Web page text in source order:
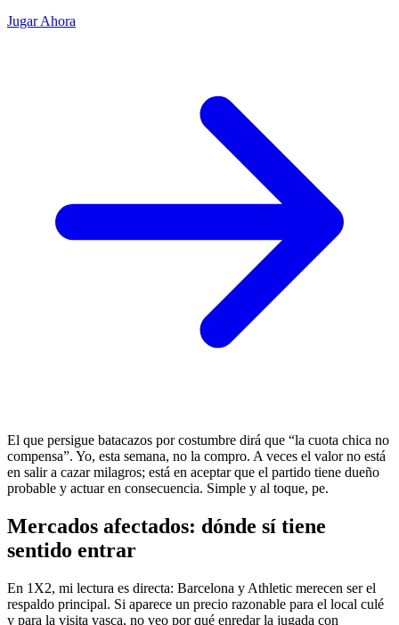
Jugar Ahora
El que persigue batacazos por costumbre dirá que “la cuota chica no
compensa”. Yo, esta semana, no la compro. A veces el valor no está
en salir a cazar milagros; está en aceptar que el partido tiene dueño
probable y actuar en consecuencia. Simple y al toque, pe.
Mercados afectados: dónde sí tiene
sentido entrar
En 1X2, mi lectura es directa: Barcelona y Athletic merecen ser el
respaldo principal. Si aparece un precio razonable para el local culé
y para la visita vasca, no veo por qué enredar la jugada con